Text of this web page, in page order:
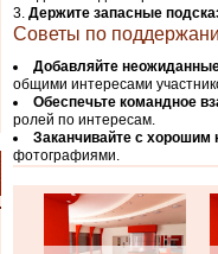
Держите запасные
Советы по
Добавляйте
общими интересами
Обеспечьте командное
ролей по интересам.
Заканчивайте с хорошим
фотографиями.